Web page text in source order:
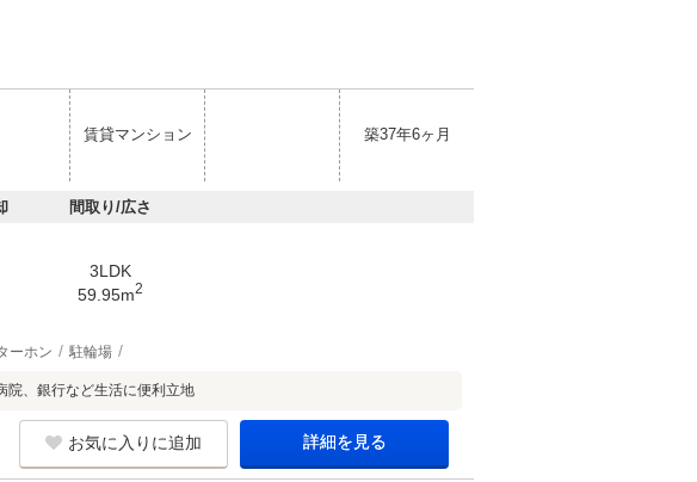
賃貸マンション 築37年6ヶ月
間取り/広さ
3LDK
59.95m2
ーホン 駐輪場
院、銀行など生活に便利立地
お気に入りに追加 詳細を見る